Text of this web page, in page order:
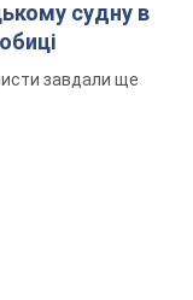
судну в
завдали ще